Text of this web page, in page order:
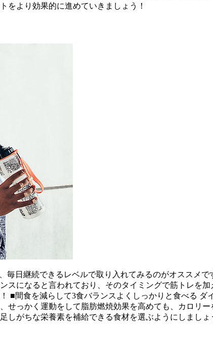
をより効果的に進めていきましょう！
日継続できるレベルで取り入れてみるのがオススメ
スになると言われており、そのタイミングで筋トレを
■間食を減らして3食バランスよくしっかりと食べる
せっかく運動をして脂肪燃焼効果を高めても、カロリ
がちな栄養素を補給できる食材を選ぶようにしましょ